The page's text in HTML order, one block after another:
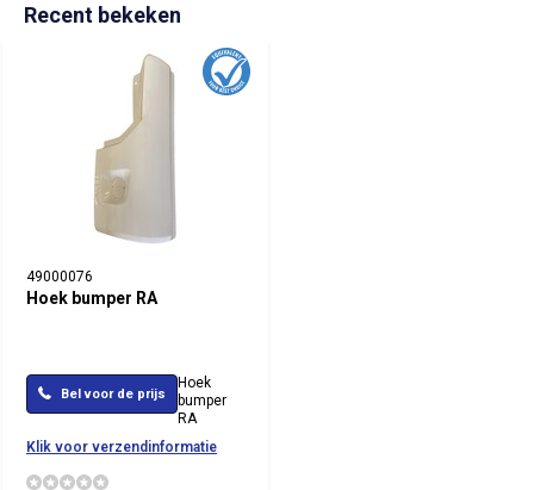
Recent bekeken
49000076
Hoek bumper RA
Bel voor de prijs
Hoek
bumper
RA
Klik voor verzendinformatie